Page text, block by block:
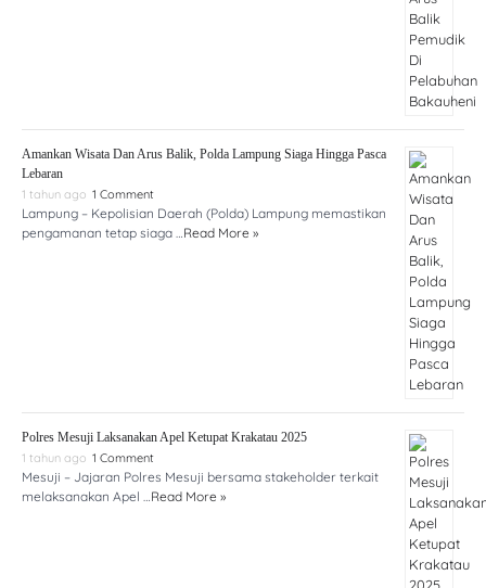
Amankan Wisata Dan Arus Balik, Polda Lampung Siaga Hingga Pasca
Lebaran
1 tahun ago 1 Comment
Lampung – Kepolisian Daerah (Polda) Lampung memastikan
pengamanan tetap siaga …Read More »
Polres Mesuji Laksanakan Apel Ketupat Krakatau 2025
1 tahun ago 1 Comment
Mesuji – Jajaran Polres Mesuji bersama stakeholder terkait
melaksanakan Apel …Read More »